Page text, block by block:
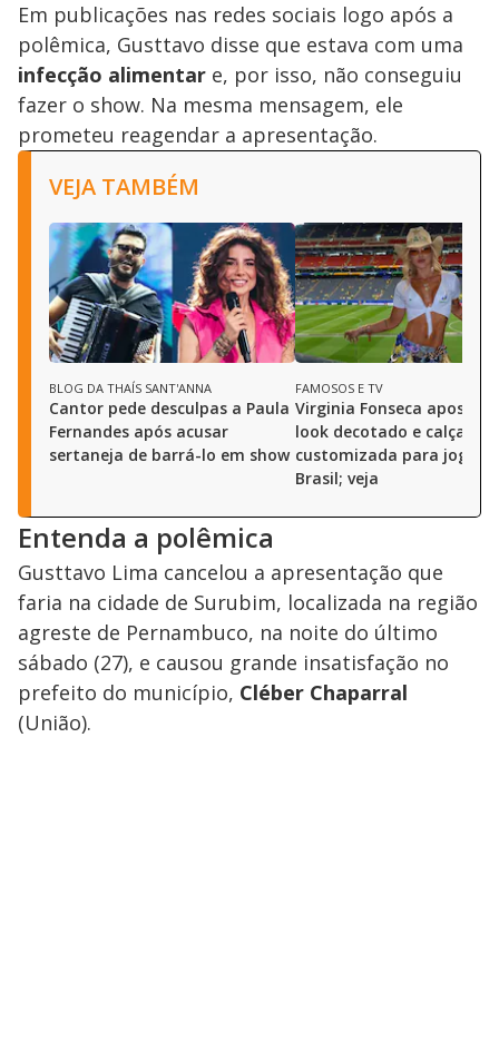
Em publicações nas redes sociais logo após a
polêmica, Gusttavo disse que estava com uma
infecção alimentar e, por isso, não conseguiu
fazer o show. Na mesma mensagem, ele
prometeu reagendar a apresentação.
VEJA TAMBÉM
BLOG DA THAÍS SANT'ANNA
Cantor pede desculpas a Paula
Fernandes após acusar
sertaneja de barrá-lo em show
FAMOSOS E TV
Virginia Fonseca aposta
look decotado e calça
customizada para jogo
Brasil; veja
Entenda a polêmica
Gusttavo Lima cancelou a apresentação que
faria na cidade de Surubim, localizada na região
agreste de Pernambuco, na noite do último
sábado (27), e causou grande insatisfação no
prefeito do município, Cléber Chaparral
(União).